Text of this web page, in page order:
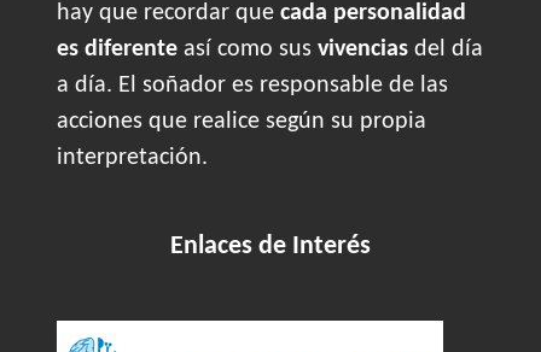
hay que recordar que cada personalidad
es diferente así como sus vivencias del día
a día. El soñador es responsable de las
acciones que realice según su propia
interpretación.
Enlaces de Interés